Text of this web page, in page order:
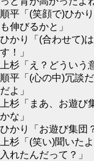
順平「(笑顔で)ひか
も伸びるかと」
ひかり「(合わせて)
す！」
上杉「え？どういう
順平「(心の中)冗談
だよ」
上杉「まあ、お遊
かな」
ひかり「お遊び集団
上杉「(笑い)聞いた
入れたんだって？」